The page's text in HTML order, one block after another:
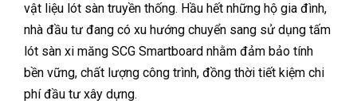
vật liệu lót sàn truyền thống. Hầu hết những hộ gia đình,
nhà đầu tư đang có xu hướng chuyển sang sử dụng tấm
lót sàn xi măng SCG Smartboard nhằm đảm bảo tính
bền vững, chất lượng công trình, đồng thời tiết kiệm chi
phí đầu tư xây dựng.